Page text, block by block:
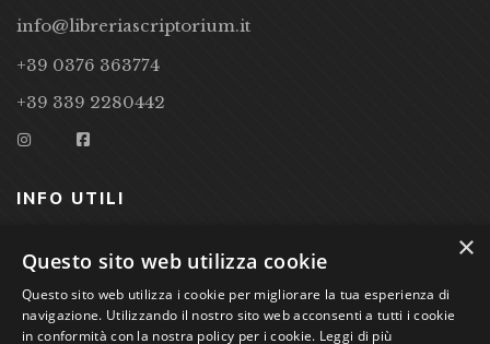
info@libreriascriptorium.it
+39 0376 363774
+39 339 2280442
INFO UTILI
CONDIZIONI DI VENDITA
PRIVACY POLICY
COOKIE POLICY
×
Questo sito web utilizza cookie
Questo sito web utilizza i cookie per migliorare la tua esperienza di
navigazione. Utilizzando il nostro sito web acconsenti a tutti i cookie
in conformità con la nostra policy per i cookie. Leggi di più